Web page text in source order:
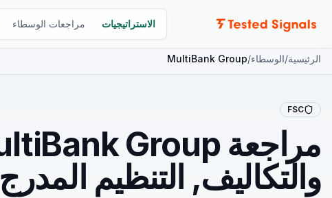
الاستراتيجيات مراجعات الوسطاء
الرئيسية/الوسطاء/
MultiBank Group
FSC
والتكاليف, التنظيم